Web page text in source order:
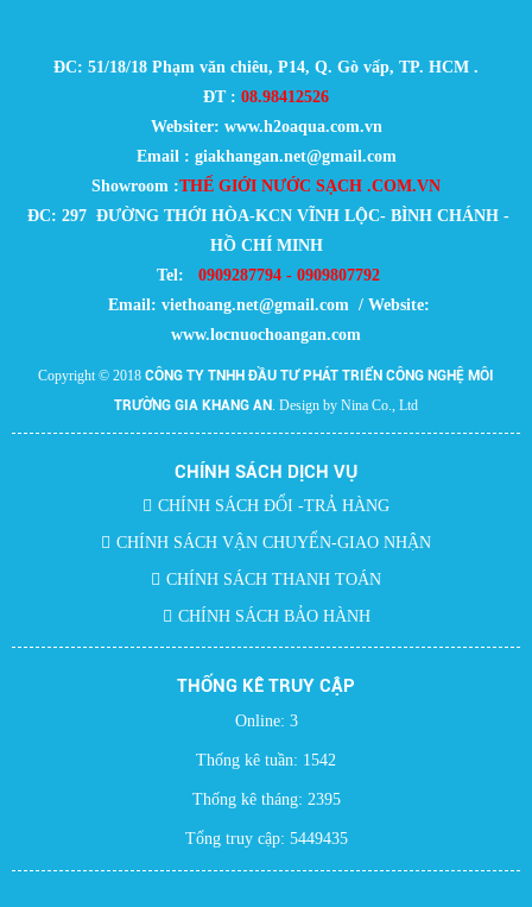
ĐC: 51/18/18 Phạm văn chiêu, P14, Q. Gò vấp, TP. HCM .
ĐT : 08.98412526
Websiter: www.h2oaqua.com.vn
Email : giakhangan.net@gmail.com
Showroom :THẾ GIỚI NƯỚC SẠCH .COM.VN
ĐC: 297 ĐƯỜNG THỚI HÒA-KCN VĨNH LỘC- BÌNH CHÁNH -
HỒ CHÍ MINH
Tel:
0909287794 - 0909807792
Email: viethoang.net@gmail.com / Website:
www.locnuochoangan.com
Copyright © 2018 CÔNG TY TNHH ĐẦU TƯ PHÁT TRIỂN CÔNG NGHỆ MÔI
TRƯỜNG GIA KHANG AN . Design by Nina Co., Ltd
CHÍNH SÁCH DỊCH VỤ
CHÍNH SÁCH ĐỔI -TRẢ HÀNG
CHÍNH SÁCH VẬN CHUYỂN-GIAO NHẬN
CHÍNH SÁCH THANH TOÁN
CHÍNH SÁCH BẢO HÀNH
THỐNG KÊ TRUY CẬP
Online: 3
Thống kê tuần: 1542
Thống kê tháng: 2395
Tổng truy cập: 5449435